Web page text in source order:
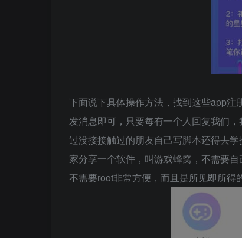
下面说下具体操作方法，找到这些app
发消息即可，只要每有一个人回复我们
过没接接触过的朋友自己写脚本还得去
家分享一个软件，叫游戏蜂窝，不需要
不需要root非常方便，而且是所见即所得